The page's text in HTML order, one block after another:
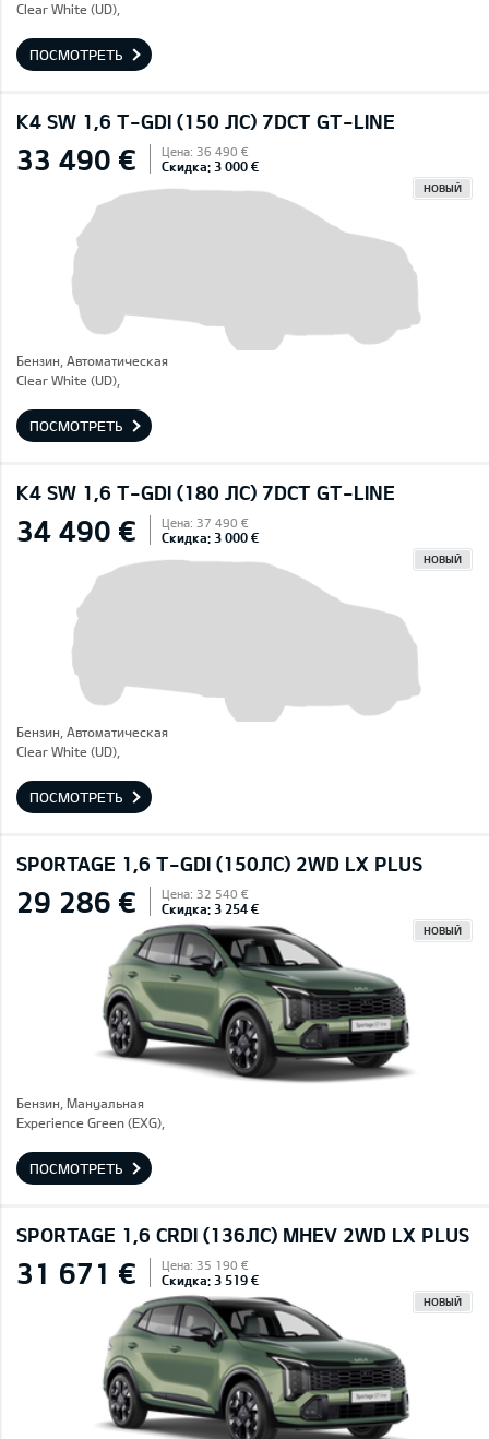
Clear White (UD),
ПОСМОТРЕТЬ
K4 SW 1,6 T-GDI (150 ЛС) 7DCT GT-LINE
33 490 € Цена: 36 490 €
Скидка: 3 000 €
НОВЫЙ
Бензин, Автоматическая
Clear White (UD),
ПОСМОТРЕТЬ
K4 SW 1,6 T-GDI (180 ЛС) 7DCT GT-LINE
34 490 € Цена: 37 490 €
Скидка: 3 000 €
НОВЫЙ
Бензин, Автоматическая
Clear White (UD),
ПОСМОТРЕТЬ
SPORTAGE 1,6 T-GDI (150ЛС) 2WD LX PLUS
29 286 € Цена: 32 540 €
Скидка: 3 254 €
НОВЫЙ
Бензин, Mануальная
Experience Green (EXG),
ПОСМОТРЕТЬ
SPORTAGE 1,6 CRDI (136ЛС) MHEV 2WD LX PLUS
31 671 € Цена: 35 190 €
Скидка: 3 519 €
НОВЫЙ